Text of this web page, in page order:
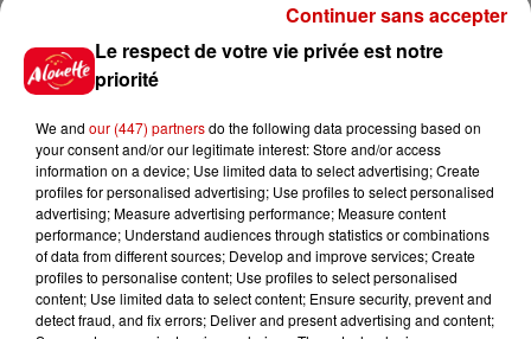
7 août 2026
Jeux Voir plus
Gagnez vos places pour le
Le respect de votre vie privée est notre
priorité
We and our (447) partnersdo the following data processing based on
your consent and/or our legitimate interest: Store and/or access
information on a device; Use limited data to select advertising; Create
profiles for personalised advertising; Use profiles to select personalised
advertising; Measure advertising performance; Measure content
performance; Understand audiences through statistics or combinations
of data from different sources; Develop and improve services; Create
profiles to personalise content; Use profiles to select personalised
content; Use limited data to select content; Ensure security, prevent and
detect fraud, and fix errors; Deliver and present advertising and content;
Continuer sans accepter